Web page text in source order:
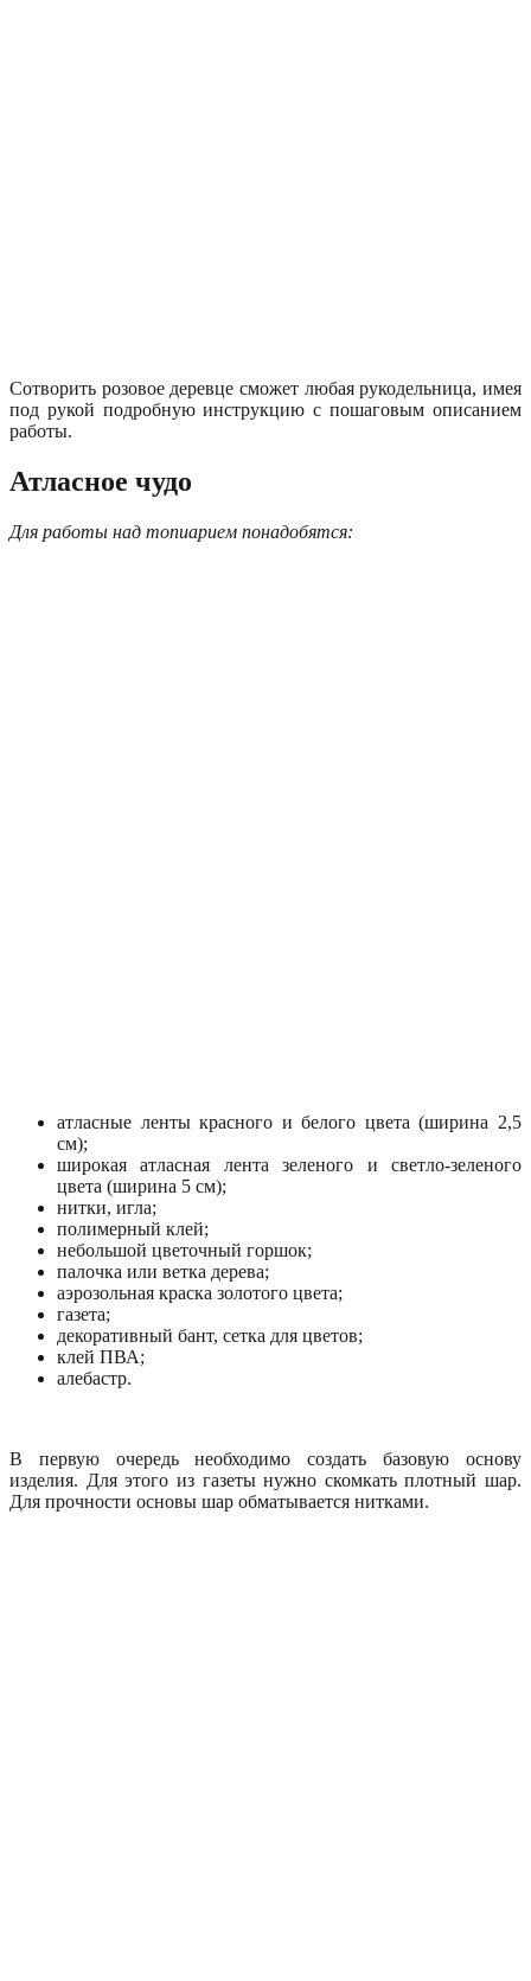
Сотворить розовое деревце сможет любая рукодельница, имея
под рукой подробную инструкцию с пошаговым описанием
работы.
Атласное чудо
Для работы над топиарием понадобятся:
атласные ленты красного и белого цвета (ширина 2,5
см);
широкая атласная лента зеленого и светло-зеленого
цвета (ширина 5 см);
нитки, игла;
полимерный клей;
небольшой цветочный горшок;
палочка или ветка дерева;
аэрозольная краска золотого цвета;
газета;
декоративный бант, сетка для цветов;
клей ПВА;
алебастр.
В первую очередь необходимо создать базовую основу
изделия. Для этого из газеты нужно скомкать плотный шар.
Для прочности основы шар обматывается нитками.